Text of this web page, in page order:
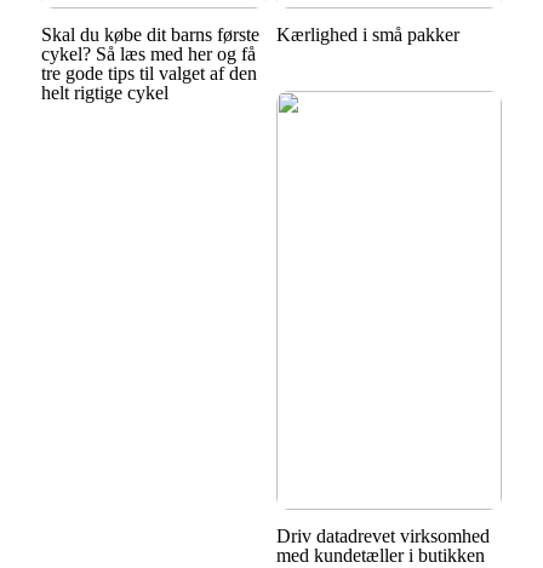
Skal du købe dit barns første
cykel? Så læs med her og få
tre gode tips til valget af den
helt rigtige cykel
Kærlighed i små pakker
Driv datadrevet virksomhed
med kundetæller i butikken